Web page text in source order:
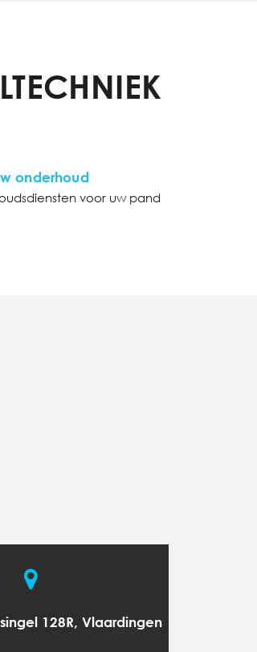
onderhoud
voor uw pand
128R, Vlaardingen